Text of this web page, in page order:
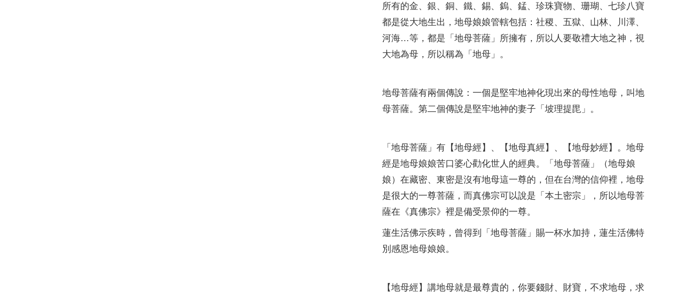
所有的金、銀、銅、鐵、錫、鎢、錳、珍珠寶物、珊瑚、七珍八寶
都是從大地生出，地母娘娘管轄包括：社稷、五獄、山林、川澤、
河海…等，都是「地母菩薩」所擁有，所以人要敬禮大地之神，視
大地為母，所以稱為「地母」。
地母菩薩有兩個傳說：一個是堅牢地神化現出來的母性地母，叫地
母菩薩。第二個傳說是堅牢地神的妻子「坡理提毘」。
「地母菩薩」有【地母經】、【地母真經】、【地母妙經】。地母
經是地母娘娘苦口婆心勸化世人的經典。「地母菩薩」（地母娘
娘）在藏密、東密是沒有地母這一尊的，但在台灣的信仰裡，地母
是很大的一尊菩薩，而真佛宗可以說是「本土密宗」，所以地母菩
薩在《真佛宗》裡是備受景仰的一尊。
蓮生活佛示疾時，曾得到「地母菩薩」賜一杯水加持，蓮生活佛特
別感恩地母娘娘。
【地母經】講地母就是最尊貴的，你要錢財、財寶，不求地母，求